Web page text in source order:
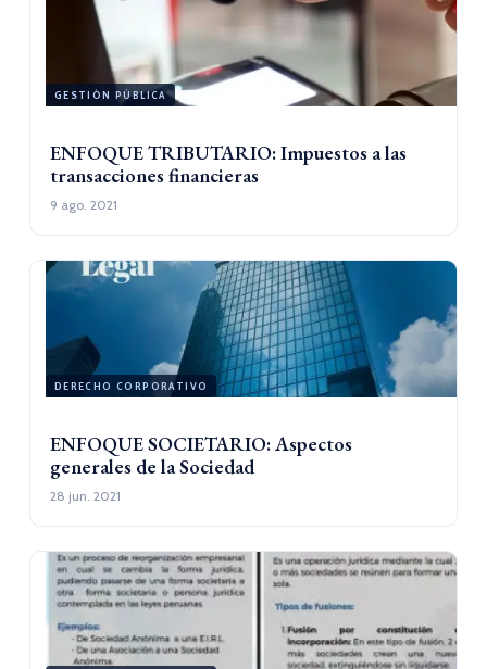
GESTIÓN PÚBLICA
ENFOQUE TRIBUTARIO: Impuestos a las
transacciones financieras
9 ago. 2021
DERECHO CORPORATIVO
ENFOQUE SOCIETARIO: Aspectos
generales de la Sociedad
28 jun. 2021